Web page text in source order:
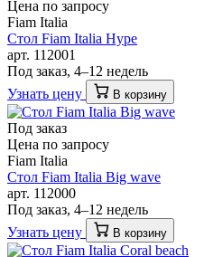
Цена по запросу
Fiam Italia
Стол Fiam Italia Hype
арт. 112001
Под заказ, 4–12 недель
Узнать цену
В корзину
Под заказ
Цена по запросу
Fiam Italia
Стол Fiam Italia Big wave
арт. 112000
Под заказ, 4–12 недель
Узнать цену
В корзину